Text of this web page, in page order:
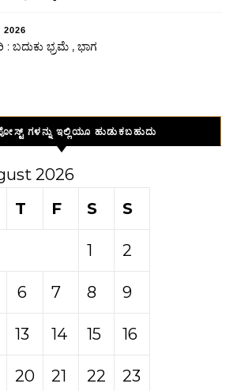
2026
: ಬದುಕು ಭ್ರಮೆ , ಭಾಗ
ಗಳನ್ನು ಇಲ್ಲಿಯೂ ಹುಡುಕಬಹುದು
2026
T F S S
1 2
6 7 8 9
13 14 15 16
20 21 22 23